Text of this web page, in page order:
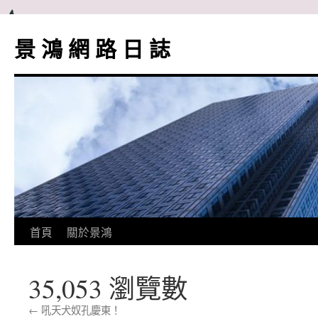
主
要
景 鴻 網 路 日 誌
首頁 關於景鴻
35,053 瀏覽數
← 吼天犬奴孔慶東！